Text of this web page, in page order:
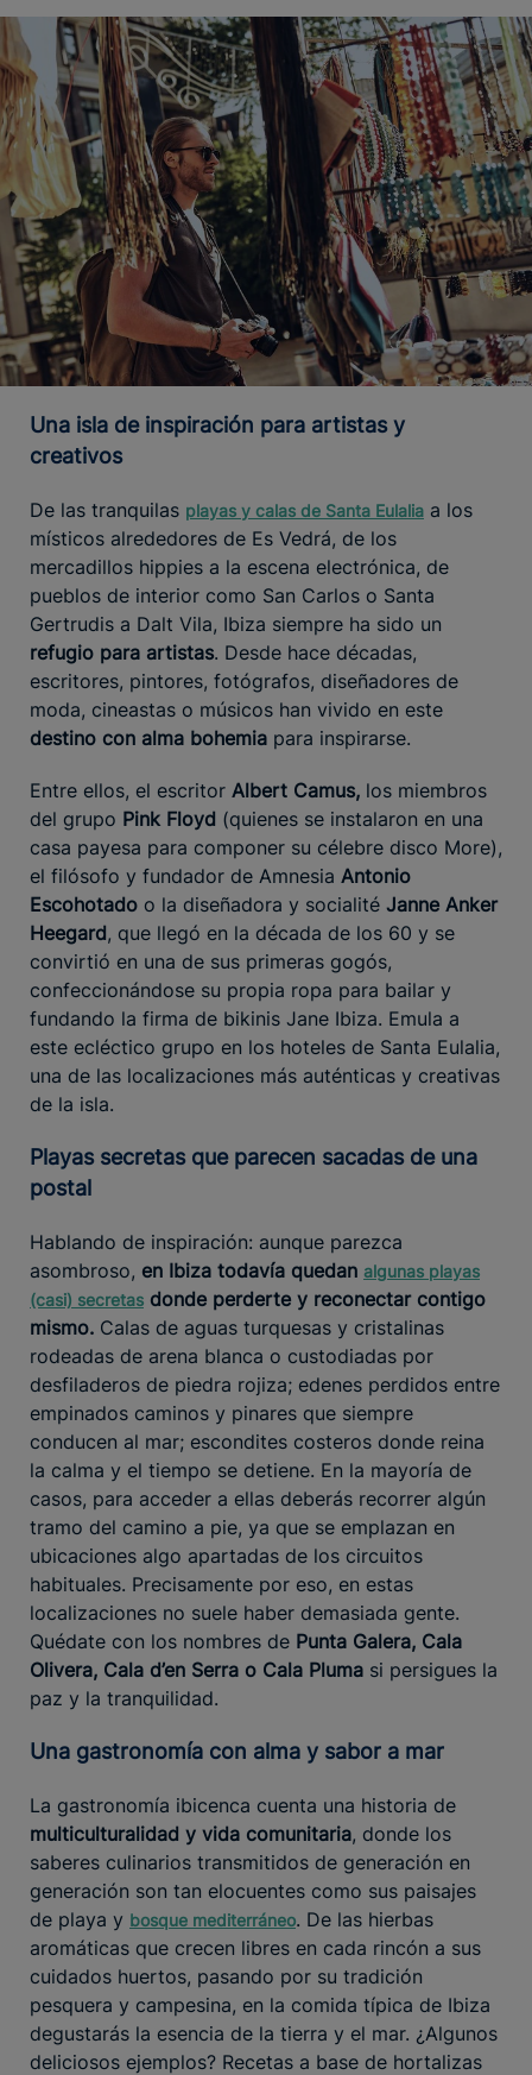
Una isla de inspiración para artistas y
creativos
De las tranquilas playas y calas de Santa Eulalia a los
místicos alrededores de Es Vedrá, de los
mercadillos hippies a la escena electrónica, de
pueblos de interior como San Carlos o Santa
Gertrudis a Dalt Vila, Ibiza siempre ha sido un
refugio para artistas. Desde hace décadas,
escritores, pintores, fotógrafos, diseñadores de
moda, cineastas o músicos han vivido en este
destino con alma bohemia para inspirarse.
Entre ellos, el escritor Albert Camus, los miembros
del grupo Pink Floyd (quienes se instalaron en una
casa payesa para componer su célebre disco More),
el filósofo y fundador de Amnesia Antonio
Escohotado o la diseñadora y socialité Janne Anker
Heegard, que llegó en la década de los 60 y se
convirtió en una de sus primeras gogós,
confeccionándose su propia ropa para bailar y
fundando la firma de bikinis Jane Ibiza. Emula a
este ecléctico grupo en los hoteles de Santa Eulalia,
una de las localizaciones más auténticas y creativas
de la isla.
Playas secretas que parecen sacadas de una
postal
Hablando de inspiración: aunque parezca
asombroso, en Ibiza todavía quedan algunas playas
(casi) secretas donde perderte y reconectar contigo
mismo. Calas de aguas turquesas y cristalinas
rodeadas de arena blanca o custodiadas por
desfiladeros de piedra rojiza; edenes perdidos entre
empinados caminos y pinares que siempre
conducen al mar; escondites costeros donde reina
la calma y el tiempo se detiene. En la mayoría de
casos, para acceder a ellas deberás recorrer algún
tramo del camino a pie, ya que se emplazan en
ubicaciones algo apartadas de los circuitos
habituales. Precisamente por eso, en estas
localizaciones no suele haber demasiada gente.
Quédate con los nombres de Punta Galera, Cala
Olivera, Cala d’en Serra o Cala Pluma si persigues la
paz y la tranquilidad.
Una gastronomía con alma y sabor a mar
La gastronomía ibicenca cuenta una historia de
multiculturalidad y vida comunitaria, donde los
saberes culinarios transmitidos de generación en
generación son tan elocuentes como sus paisajes
de playa y bosque mediterráneo. De las hierbas
aromáticas que crecen libres en cada rincón a sus
cuidados huertos, pasando por su tradición
pesquera y campesina, en la comida típica de Ibiza
degustarás la esencia de la tierra y el mar. ¿Algunos
deliciosos ejemplos? Recetas a base de hortalizas